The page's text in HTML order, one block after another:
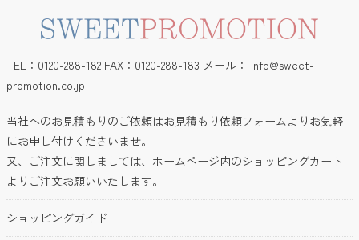
TEL：0120-288-182 FAX：0120-288-183 メール： info@sweet-
promotion.co.jp
当社へのお見積もりのご依頼はお見積もり依頼フォームよりお気軽
にお申し付けくださいませ。
又、ご注文に関しましては、ホームページ内のショッピングカート
よりご注文お願いいたします。
ショッピングガイド